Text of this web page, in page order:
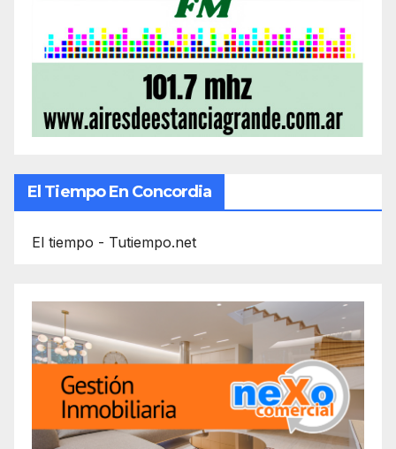
El Tiempo En Concordia
El tiempo - Tutiempo.net